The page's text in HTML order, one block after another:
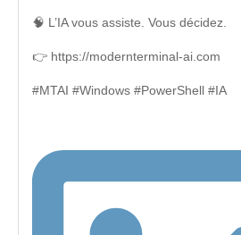
🧠 L’IA vous assiste. Vous décidez.
👉 https://modernterminal-ai.com
#MTAI #Windows #PowerShell #IA